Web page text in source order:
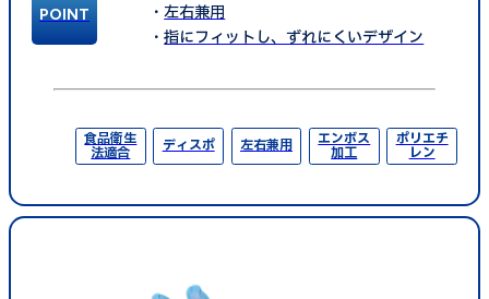
左右兼用
指にフィットし、ずれにくいデザイン
食品衛生
法適合 ディスポ 左右兼用 エンボス
加工
ポリエチ
レン